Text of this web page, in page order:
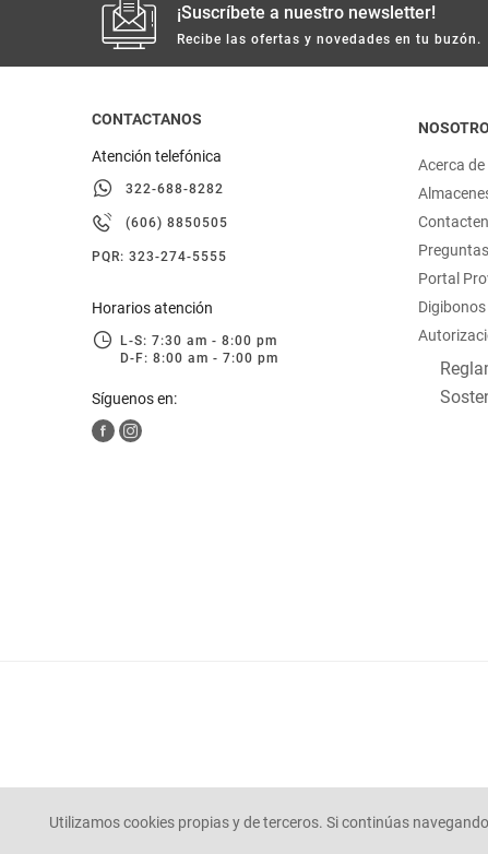
moda
juguetería
Utilizamos cookies propias y de terceros. Si continúas
¡Suscríbete a nuestro newsletter!
Recibe las ofertas y novedades en tu buzón.
CONTACTANOS
Atención telefónica
322-688-8282
(606) 8850505
PQR: 323-274-5555
Horarios atención
L-S: 7:30 am - 8:00 pm
D-F: 8:00 am - 7:00 pm
Síguenos en:
Acerca
Portal
Digibonos
© Mercaldas 2025. todos los derechos reservados.